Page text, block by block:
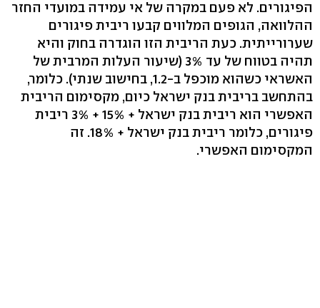
הפיגורים. לא פעם במקרה של אי עמידה במועדי החזר
ההלוואה, הגופים המלווים קבעו ריבית פיגורים
שערורייתית. כעת הריבית הזו הוגדרה בחוק והיא
תהיה בטווח של עד 3% (שיעור העלות המרבית של
האשראי כשהוא מוכפל ב-1.2, בחישוב שנתי). כלומר,
בהתחשב בריבית בנק ישראל כיום, מקסימום הריבית
האפשרי הוא ריבית בנק ישראל + 15% + 3% ריבית
פיגורים, כלומר ריבית בנק ישראל + 18%. זה
המקסימום האפשרי.